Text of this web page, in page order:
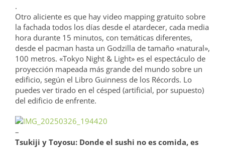
.
Otro aliciente es que hay video mapping gratuito sobre
la fachada todos los días desde el atardecer, cada media
hora durante 15 minutos, con temáticas diferentes,
desde el pacman hasta un Godzilla de tamaño «natural»,
100 metros. «Tokyo Night & Light» es el espectáculo de
proyección mapeada más grande del mundo sobre un
edificio, según el Libro Guinness de los Récords. Lo
puedes ver tirado en el césped (artificial, por supuesto)
del edificio de enfrente.
–
Tsukiji y Toyosu: Donde el sushi no es comida, es